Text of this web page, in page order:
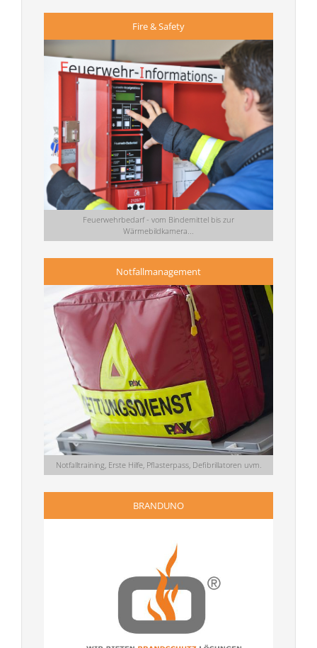
Fire & Safety
Feuerwehrbedarf - vom Bindemittel bis zur
Wärmebildkamera...
Notfallmanagement
Notfalltraining, Erste Hilfe, Pflasterpass, Defibrillatoren uvm.
BRANDUNO